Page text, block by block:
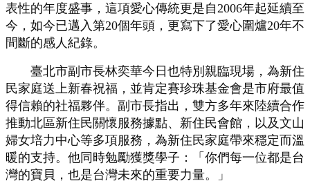
表性的年度盛事，這項愛心傳統更是自2006年起延續至
今，如今已邁入第20個年頭，更寫下了愛心圍爐20年不
間斷的感人紀錄。
臺北市副市長林奕華今日也特別親臨現場，為新住
民家庭送上新春祝福，並肯定賽珍珠基金會是市府最值
得信賴的社福夥伴。副市長指出，雙方多年來陸續合作
推動北區新住民關懷服務據點、新住民會館，以及文山
婦女培力中心等多項服務，為新住民家庭帶來穩定而溫
暖的支持。他同時勉勵獲獎學子：「你們每一位都是台
灣的寶貝，也是台灣未來的重要力量。」